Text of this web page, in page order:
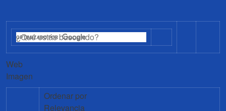
Web
Imagen
Ordenar por
Relevancia